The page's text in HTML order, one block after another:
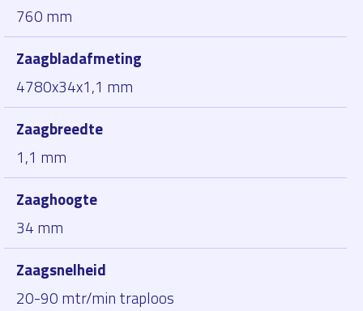
760 mm
Zaagbladafmeting
4780x34x1,1 mm
Zaagbreedte
1,1 mm
Zaaghoogte
34 mm
Zaagsnelheid
20-90 mtr/min traploos